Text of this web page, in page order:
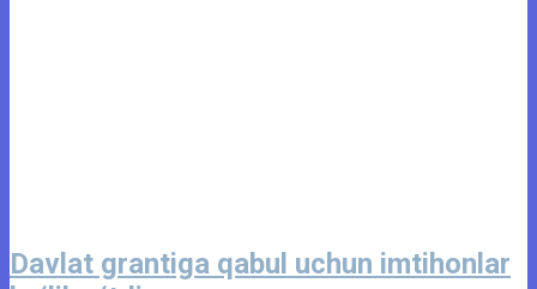
Davlat grantiga qabul uchun imtihonlar